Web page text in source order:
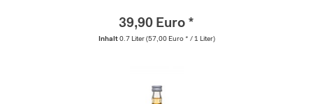
39,90 Euro *
Inhalt 0.7 Liter (57,00 Euro * / 1 Liter)